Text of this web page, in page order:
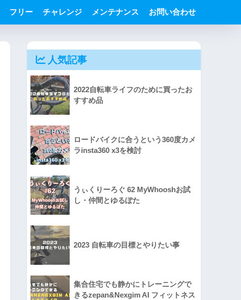
フリー チャレンジ メンテナンス お問い合わせ
人気記事
2022自転車ライフのために買ったお
すすめ品
ロードバイクに合うという360度カメ
ラinsta360 x3を検討
うぃくりーろぐ 62 MyWhooshお試
し・仲間とゆるぽた
2023 自転車の目標とやりたい事
集合住宅でも静かにトレーニングで
きるzepan&Nexgim AI フィットネス